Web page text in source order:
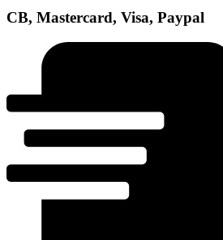
CB, Mastercard, Visa, Paypal